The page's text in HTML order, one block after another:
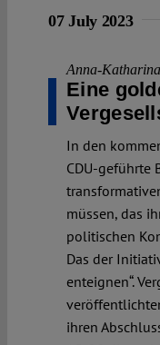
07 July 2023
Anna-
Eine
In den
CDU-geführte
müssen, das
politischen
Das der
enteignen“.
ihren